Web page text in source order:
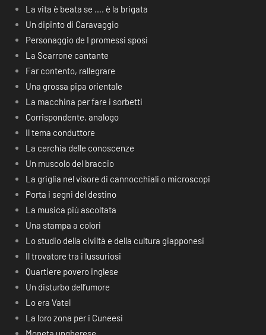
La vita è beata se …. è la brigata
Un dipinto di Caravaggio
Personaggio de I promessi sposi
La Scarrone cantante
Far contento, rallegrare
Una grossa pipa orientale
La macchina per fare i sorbetti
Corrispondente, analogo
Il tema conduttore
La cerchia delle conoscenze
Un muscolo del braccio
La griglia nel visore di cannocchiali o microscopi
Porta i segni del destino
La musica più ascoltata
Una stampa a colori
Lo studio della civiltà e della cultura giapponesi
Il trovatore tra i lussuriosi
Quartiere povero inglese
Un disturbo dell’umore
Lo era Vatel
La loro zona per i Cuneesi